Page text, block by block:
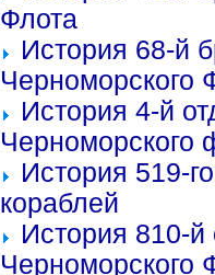
Флота
История 68-й
Черноморского
История 4-й
Черноморского
История 519-
кораблей
История 810-й
Черноморского